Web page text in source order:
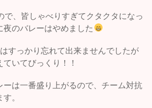
で、皆しゃべりすぎてクタクタになっ
夜のバレーはやめました
すっかり忘れて出来ませんでしたが
いてびっくり！！
ーは一番盛り上がるので、チーム対抗
。